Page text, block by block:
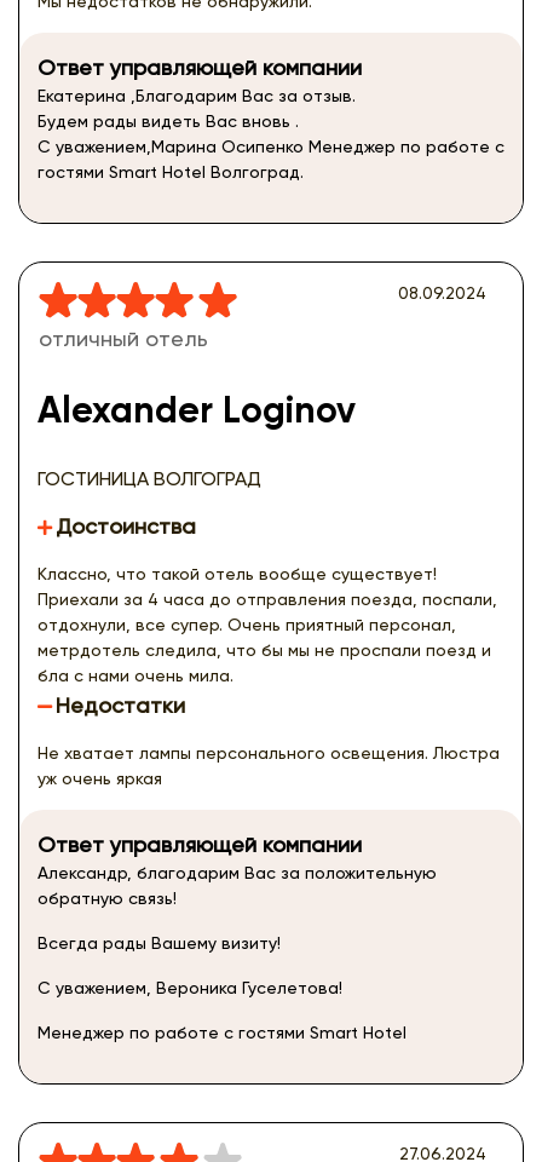
Ответ управляющей компании
Екатерина ,Благодарим Вас за отзыв.
Будем рады видеть Вас вновь .
С уважением,Марина Осипенко Менеджер по работе с
гостями Smart Hotel Волгоград.
отличный отель
Alexander Loginov
ГОСТИНИЦА ВОЛГОГРАД
08.09.2024
Достоинства
Классно, что такой отель вообще существует!
Приехали за 4 часа до отправления поезда, поспали,
отдохнули, все супер. Очень приятный персонал,
метрдотель следила, что бы мы не проспали поезд и
бла с нами очень мила.
Недостатки
Не хватает лампы персонального освещения. Люстра
уж очень яркая
Ответ управляющей компании
Александр, благодарим Вас за положительную
обратную связь!
Всегда рады Вашему визиту!
С уважением, Вероника Гуселетова!
Менеджер по работе с гостями Smart Hotel
27.06.2024